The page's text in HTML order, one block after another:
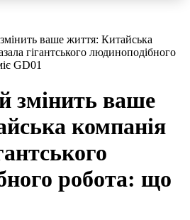
ваше життя: Китайська
гігантського людиноподібного
GD01
змінить ваше
компанія
робота: що